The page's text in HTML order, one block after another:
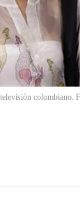
colombiano.